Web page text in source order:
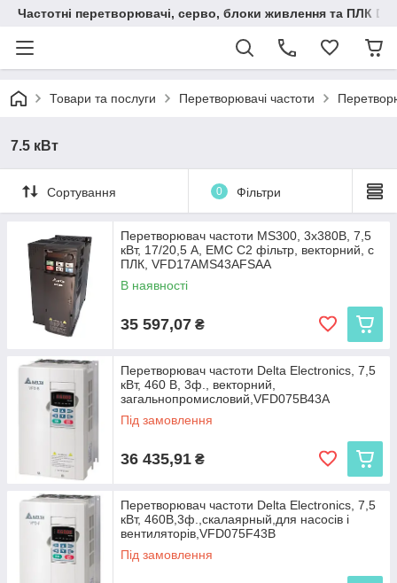
Частотні перетворювачі, серво, блоки живлення та ПЛК
Товари та послуги Перетворювачі частоти
7.5 кВт
Сортування 0 Фільтри
Перетворювач частоти MS300, 3х380В, 7,5
кВт, 17/20,5 А, ЕМС С2 фільтр, векторний, c
ПЛК, VFD17AMS43AFSAA
В наявності
35 597,07 ₴
Перетворювач частоти Delta Electronics, 7,5
кВт, 460 В, 3ф., векторний,
загальнопромисловий,VFD075B43A
Під замовлення
36 435,91 ₴
Перетворювач частоти Delta Electronics, 7,5
кВт, 460В,3ф.,скалаярный,для насосів і
вентиляторів,VFD075F43B
Під замовлення